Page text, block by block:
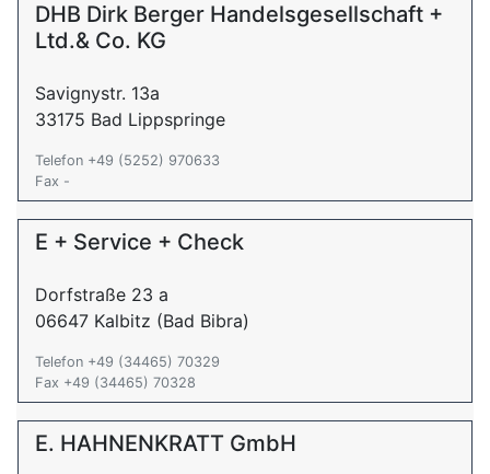
DHB Dirk Berger Handelsgesellschaft +
Ltd.& Co. KG
Savignystr. 13a
33175 Bad Lippspringe
Telefon +49 (5252) 970633
Fax -
E + Service + Check
Dorfstraße 23 a
06647 Kalbitz (Bad Bibra)
Telefon +49 (34465) 70329
Fax +49 (34465) 70328
E. HAHNENKRATT GmbH